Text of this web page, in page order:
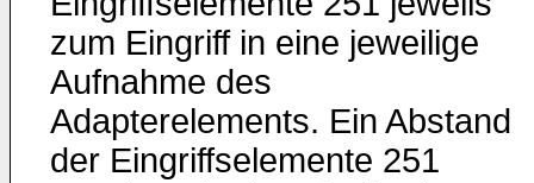
zum Eingriff in eine jeweilige
Aufnahme des
Adapterelements. Ein Abstand
der Eingriffselemente 251